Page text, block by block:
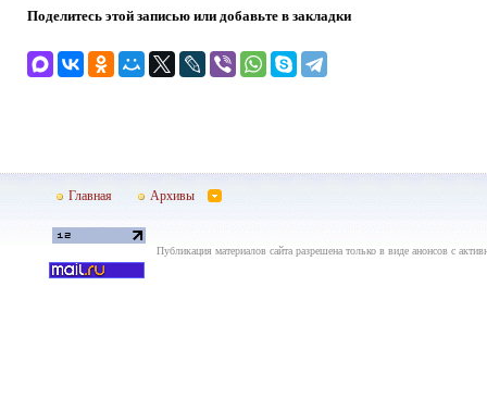
Поделитесь этой записью или добавьте в закладки
Главная Архивы
Публикация материалов сайта разрешена только в виде анонсов с